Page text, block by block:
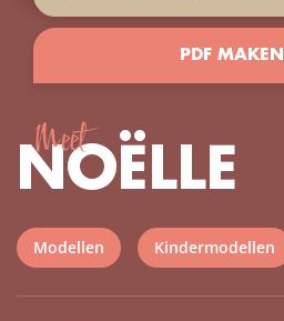
PDF MAKEN
Meet
NOËLLE
Modellen Kindermodellen